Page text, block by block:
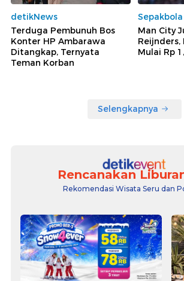
detikNews
Terduga Pembunuh Bos
Konter HP Ambarawa
Ditangkap, Ternyata
Teman Korban
Sepakbola
Man City
Reijnders,
Mulai Rp
Selengkapnya
Rencanakan
Rekomendasi Wisata Seru dan